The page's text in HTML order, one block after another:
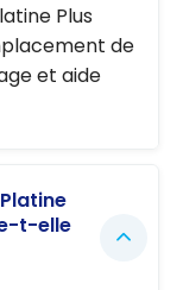
Plus
de
et aide
t-elle